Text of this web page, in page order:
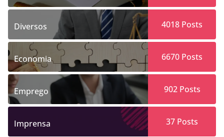
Diversos 4018 Posts
Economia 6670 Posts
Emprego 902Posts
Imprensa 37 Posts